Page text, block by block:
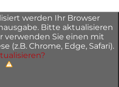
werden Ihr Browser
Bitte aktualisieren
verwenden Sie einen mit
(z.B. Chrome, Edge, Safari).